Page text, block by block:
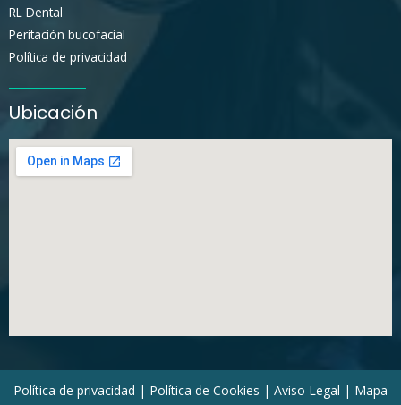
RL Dental
Peritación bucofacial
Política de privacidad
Ubicación
Política de privacidad | Política de Cookies | Aviso Legal | Mapa